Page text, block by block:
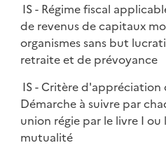
IS - Régime fiscal
de revenus de capitaux
organismes sans but
retraite et de prévoyance
IS - Critère
Démarche à suivre par
union régie par le livre I
mutualité